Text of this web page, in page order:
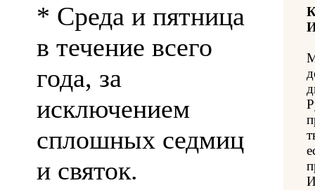
* Среда и пятница
в течение всего
года, за
исключением
сплошных седмиц
и святок.